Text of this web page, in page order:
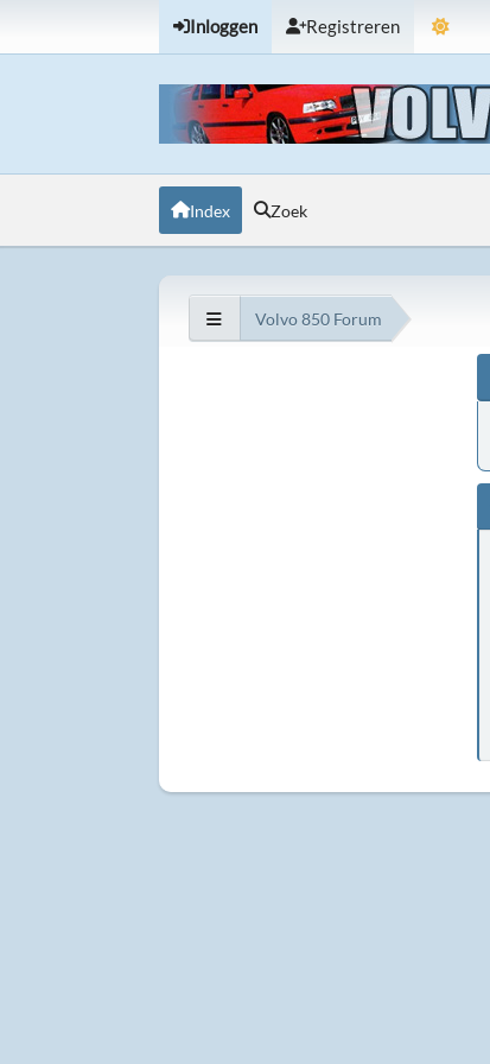
Inloggen Registreren
Index Zoek
Volvo 850 Forum